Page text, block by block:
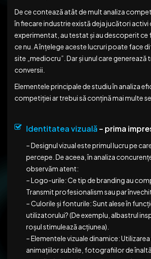
De ce contează atât de mult analiza
în fiecare industrie există deja jucători activi
experimentat, au testat și au descoperit ce
ce nu. A înțelege aceste lucruri poate face
site „mediocru”. Dar și unul care generează
conversii.
Elementele principale de studiu în analiza
competiţiei ar trebui să conţină mai multe
Identitatea vizuală– prima
– Designul vizual este primul lucru pe
percepe. De aceea, în analiza
observăm atent:
– Logo-urile: Ce tip de branding au
Transmit profesionalism sau par
– Culorile și fonturile: Sunt alese în
utilizatorului? (De exemplu, albastrul
roșul stimulează acțiunea).
– Elementele vizuale dinamice:
animațiilor subtile, fotografiilor de